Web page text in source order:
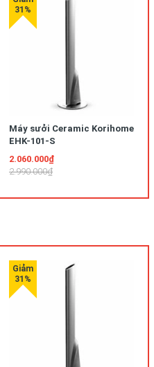
Máy sưởi Ceramic Korihome
EHK-101-S
2.060.000₫
2.990.000₫